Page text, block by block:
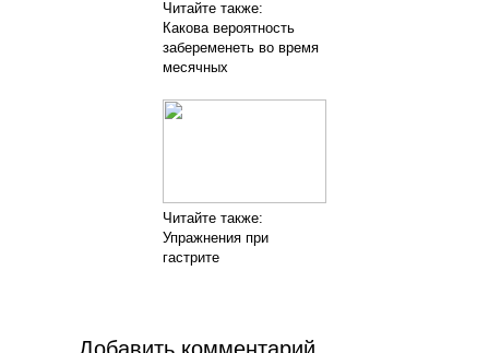
Читайте также:
Какова вероятность
забеременеть во время
месячных
Читайте также:
Упражнения при
гастрите